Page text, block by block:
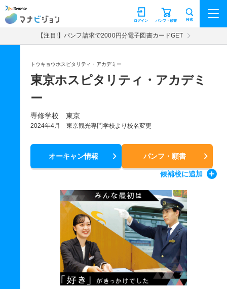
マナビジョン パンフ・願書
ログイン 検索
【注目!】パンフ請求で2000円分電子図書カードGET
トウキョウホスピタリティ・アカデミー
東京ホスピタリティ・アカデミ
ー
専修学校 東京
2024年4月 東京観光専門学校より校名変更
オーキャン情報 パンフ・願書
候補校に追加